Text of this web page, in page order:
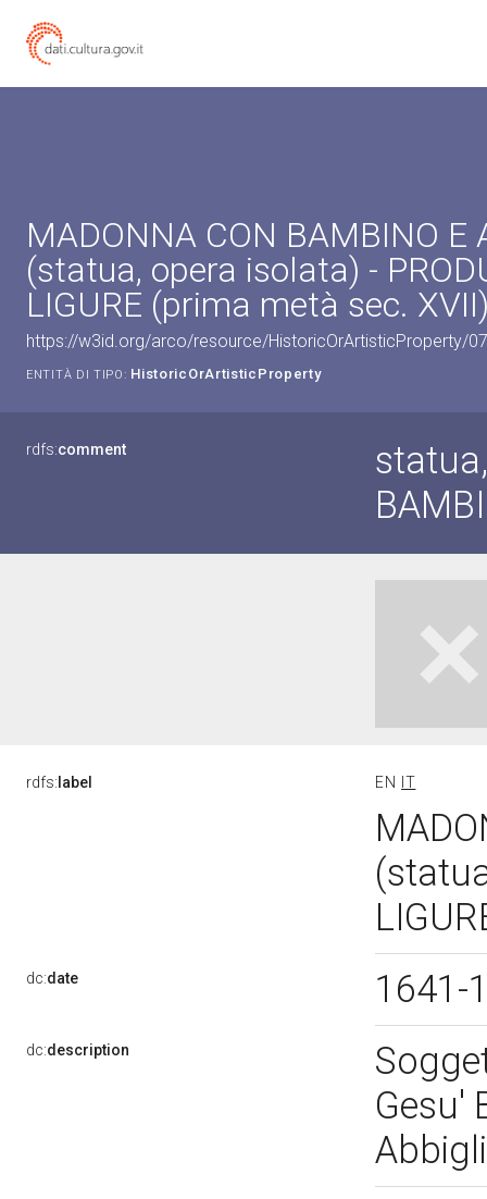
MADONNA CON BAMBINO E
(statua, opera isolata) -
LIGURE (prima metà sec.
https://w3id.org/arco/resource/HistoricOrArtisticProperty/
ENTITÀ DI TIPO: HistoricOrArtisticProperty
rdfs:comment
rdfs: label EN IT
dc:date 1641-
dc:description
Gesu'